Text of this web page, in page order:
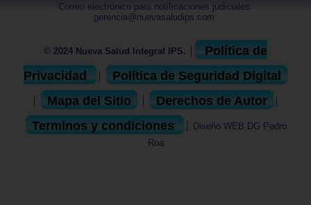
Correo electrónico para notificaciones judiciales:
gerencia@nuevasaludips.com
© 2024 Nueva Salud Integral IPS. │
Política de
Privacidad
Política de Seguridad Digital
Mapa del Sitio Derechos de Autor
Terminos y condiciones
│ Diseño WEB DG Pedro
Roa